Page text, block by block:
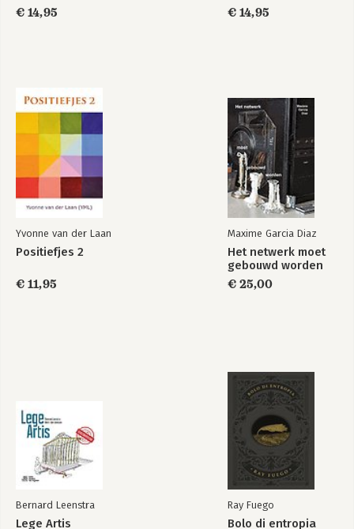
€ 14,95
€ 14,95
Yvonne van der Laan
Positiefjes 2
€ 11,95
Maxime Garcia Diaz
Het netwerk moet
gebouwd worden
€ 25,00
Bernard Leenstra
Lege Artis
Ray Fuego
Bolo di entropia